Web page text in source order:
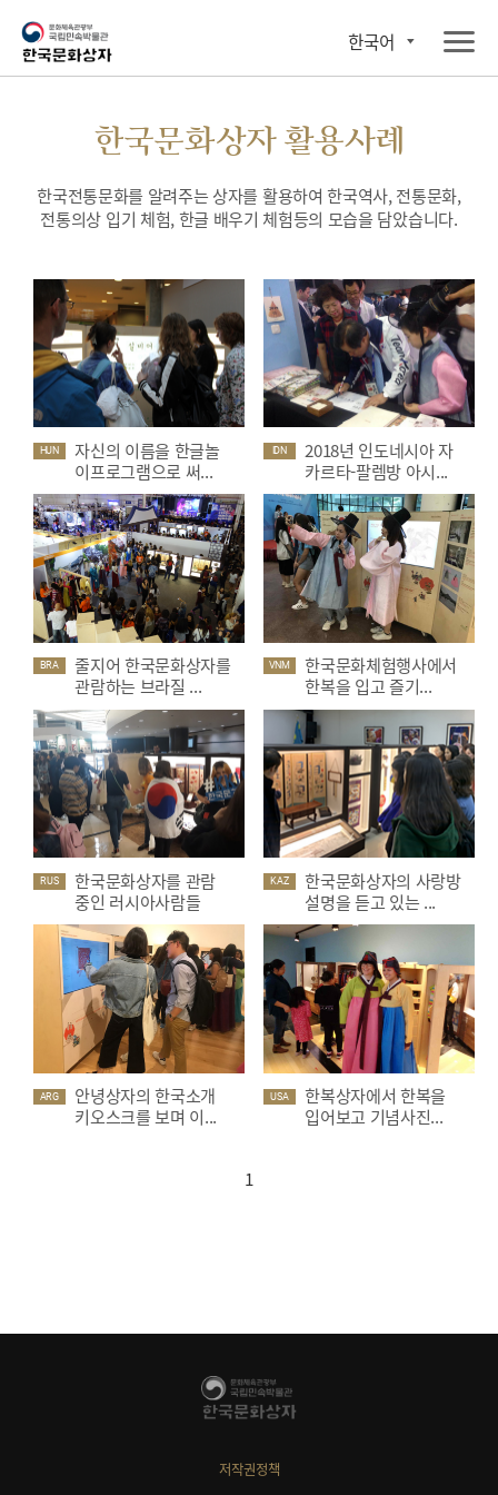
한국어
한국문화상자 활용사례
한국전통문화를 알려주는 상자를 활용하여 한국역사, 전통문화,
전통의상 입기 체험, 한글 배우기 체험등의 모습을 담았습니다.
HUN
자신의 이름을 한글놀
이프로그램으로 써...
IDN
2018년 인도네시아 자
카르타-팔렘방 아시...
BRA
줄지어 한국문화상자를
관람하는 브라질 ...
VNM
한국문화체험행사에서
한복을 입고 즐기...
RUS
한국문화상자를 관람
중인 러시아사람들
KAZ
한국문화상자의 사랑방
설명을 듣고 있는 ...
ARG
안녕상자의 한국소개
키오스크를 보며 이...
USA
한복상자에서 한복을
입어보고 기념사진...
1
저작권정책